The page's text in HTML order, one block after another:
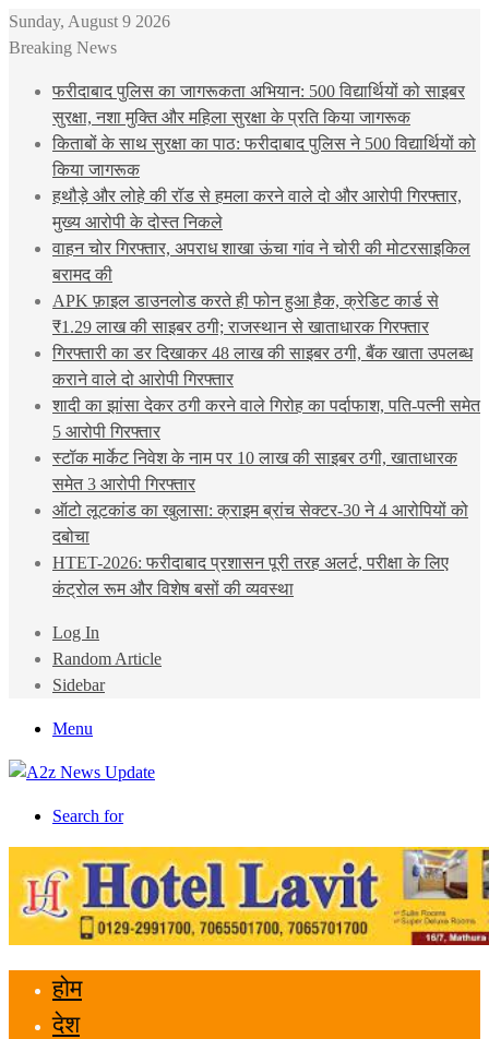
Sunday, August 9 2026
Breaking News
फरीदाबाद पुलिस का जागरूकता अभियान: 500 विद्यार्थियों को साइबर
सुरक्षा, नशा मुक्ति और महिला सुरक्षा के प्रति किया जागरूक
किताबों के साथ सुरक्षा का पाठ: फरीदाबाद पुलिस ने 500 विद्यार्थियों को
किया जागरूक
हथौड़े और लोहे की रॉड से हमला करने वाले दो और आरोपी गिरफ्तार,
मुख्य आरोपी के दोस्त निकले
वाहन चोर गिरफ्तार, अपराध शाखा ऊंचा गांव ने चोरी की मोटरसाइकिल
बरामद की
APK फ़ाइल डाउनलोड करते ही फोन हुआ हैक, क्रेडिट कार्ड से
₹1.29 लाख की साइबर ठगी; राजस्थान से खाताधारक गिरफ्तार
गिरफ्तारी का डर दिखाकर 48 लाख की साइबर ठगी, बैंक खाता उपलब्ध
कराने वाले दो आरोपी गिरफ्तार
शादी का झांसा देकर ठगी करने वाले गिरोह का पर्दाफाश, पति-पत्नी समेत
5 आरोपी गिरफ्तार
स्टॉक मार्केट निवेश के नाम पर 10 लाख की साइबर ठगी, खाताधारक
समेत 3 आरोपी गिरफ्तार
ऑटो लूटकांड का खुलासा: क्राइम ब्रांच सेक्टर-30 ने 4 आरोपियों को
दबोचा
HTET-2026: फरीदाबाद प्रशासन पूरी तरह अलर्ट, परीक्षा के लिए
कंट्रोल रूम और विशेष बसों की व्यवस्था
Log In
Random Article
Sidebar
Menu
Search for
होम
देश